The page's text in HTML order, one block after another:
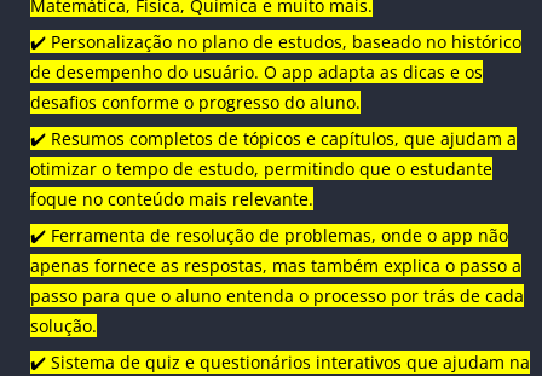
Matemática, Física, Química e muito mais.
✔️ Personalização no plano de estudos, baseado no histórico
de desempenho do usuário. O app adapta as dicas e os
desafios conforme o progresso do aluno.
✔️ Resumos completos de tópicos e capítulos, que ajudam a
otimizar o tempo de estudo, permitindo que o estudante
foque no conteúdo mais relevante.
✔️ Ferramenta de resolução de problemas, onde o app não
apenas fornece as respostas, mas também explica o passo a
passo para que o aluno entenda o processo por trás de cada
solução.
✔️ Sistema de quiz e questionários interativos que ajudam na